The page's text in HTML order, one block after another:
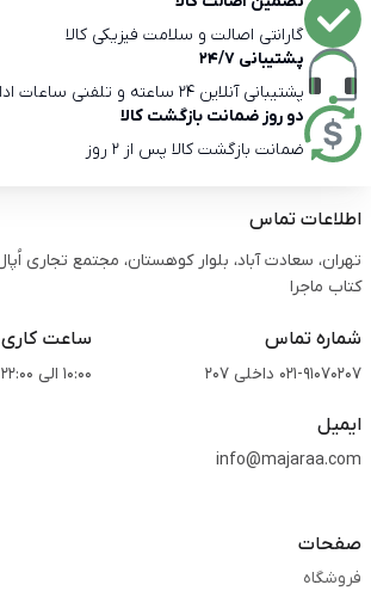
گارانتی اصالت و سلامت فیزیکی کالا
پشتیبانی 24/7
پشتیبانی آنلاین 24 ساعته و تلفنی ساعات اداری
دو روز ضمانت بازگشت کالا
ضمانت بازگشت کالا پس از 2 روز
اطلاعات تماس
کتاب ماجرا
شماره تماس
021-91070207 داخلی 207
ساعت کاری
10:00 الی 22:00
ایمیل
info@majaraa.com
صفحات
فروشگاه